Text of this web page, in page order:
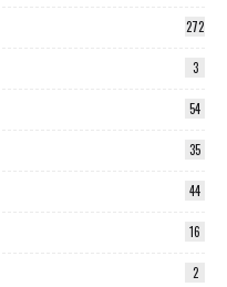
272
3
54
35
44
16
2